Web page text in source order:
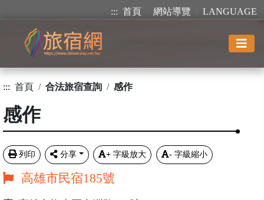
::: 首頁 網站導覽 LANGUAGE
::: 首頁 合法旅宿查詢 感作
感作
列印 分享 + 字級放大 - 字級縮小
高雄市民宿185號